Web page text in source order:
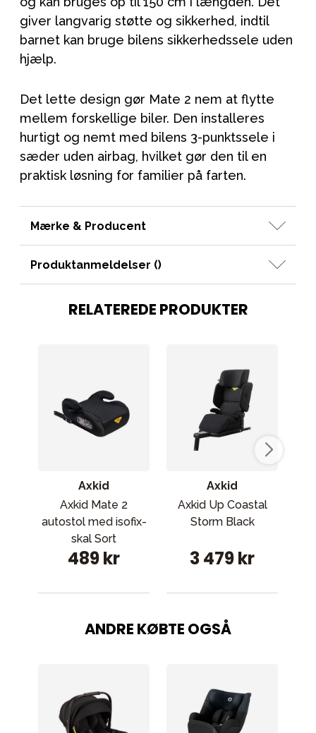
giver langvarig støtte og sikkerhed, indtil
barnet kan bruge bilens sikkerhedssele uden
hjælp.
Det lette design gør Mate 2 nem at flytte
mellem forskellige biler. Den installeres
hurtigt og nemt med bilens 3-punktssele i
sæder uden airbag, hvilket gør den til en
praktisk løsning for familier på farten.
Mærke & Producent
Produktanmeldelser ()
RELATEREDE PRODUKTER
Axkid
Axkid Mate 2
autostol med isofix-
skal Sort
489 kr
Axkid
Axkid Up Coastal
Storm Black
3 479 kr
ANDRE KØBTE OGSÅ